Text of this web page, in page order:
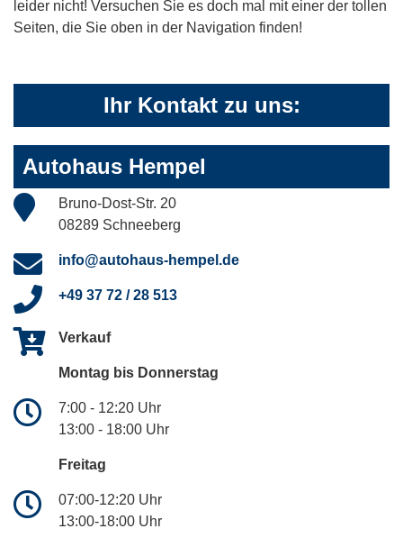
leider nicht! Versuchen Sie es doch mal mit einer der tollen
Seiten, die Sie oben in der Navigation finden!
Ihr Kontakt zu uns:
Autohaus Hempel
Bruno-Dost-Str. 20
08289 Schneeberg
info@autohaus-hempel.de
+49 37 72 / 28 513
Verkauf
Montag bis Donnerstag
7:00 - 12:20 Uhr
13:00 - 18:00 Uhr
Freitag
07:00-12:20 Uhr
13:00-18:00 Uhr